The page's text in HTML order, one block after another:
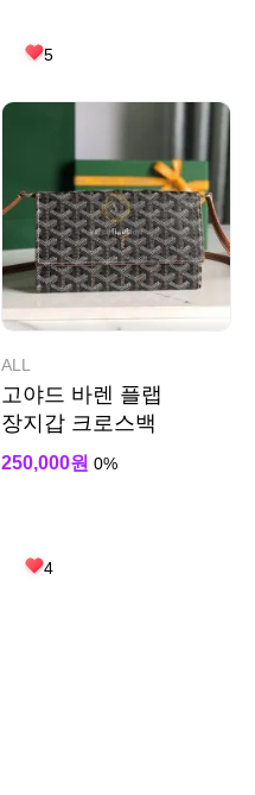
5
ALL
고야드 바렌 플랩
장지갑 크로스백
250,000원 0%
4